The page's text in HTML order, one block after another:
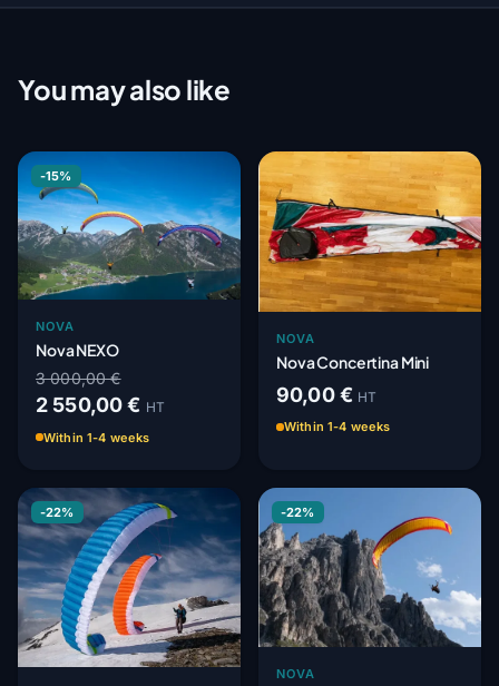
You may also like
-15%
NOVA
Nova NEXO
3 000,00 €
2 550,00 € HT
Within 1-4 weeks
NOVA
Nova Concertina Mini
90,00 € HT
Within 1-4 weeks
-22% -22%
NOVA